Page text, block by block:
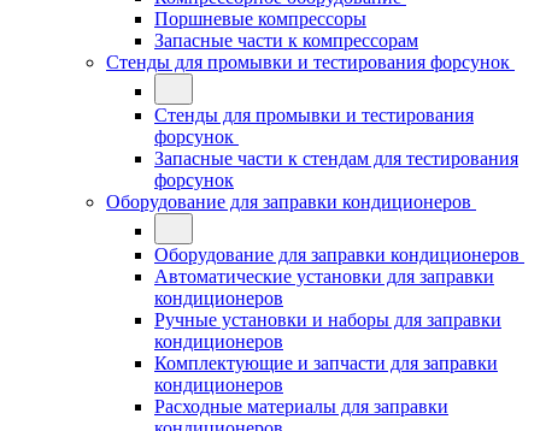
Поршневые компрессоры
Запасные части к компрессорам
Стенды для промывки и тестирования форсунок
Стенды для промывки и тестирования
форсунок
Запасные части к стендам для тестирования
форсунок
Оборудование для заправки кондиционеров
Оборудование для заправки кондиционеров
Автоматические установки для заправки
кондиционеров
Ручные установки и наборы для заправки
кондиционеров
Комплектующие и запчасти для заправки
кондиционеров
Расходные материалы для заправки